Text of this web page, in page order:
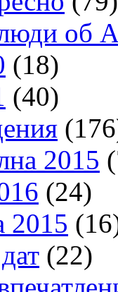
об
(18)
(40)
2015
(24)
2015
(22)